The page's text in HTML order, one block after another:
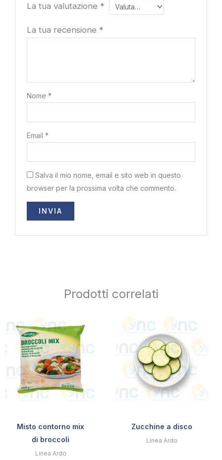
La tua valutazione *
La tua recensione *
Nome*
Email*
Salva il mio nome, email e sito web in questo
browser per la prossima volta che commento.
Prodotti correlati
Misto contorno mix
di broccoli
Linea Ardo
Zucchine a disco
Linea Ardo